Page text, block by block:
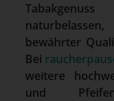
bewährter
Bei
weitere
und